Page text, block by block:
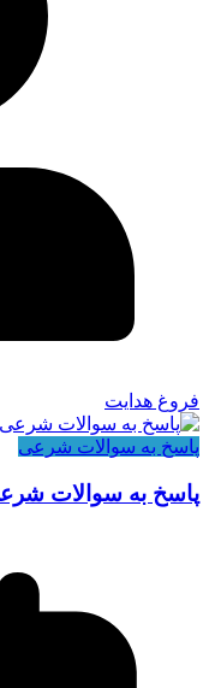
فروغ هدایت
پاسخ به سوالات شرعی
پاسخ به سوالات